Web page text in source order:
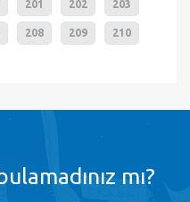
201 202 203
208 209 210
mı?